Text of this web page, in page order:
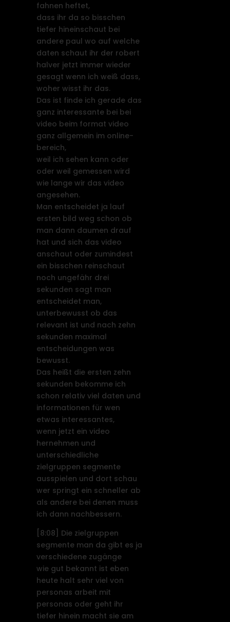
fahnen heftet,
dass ihr da so bisschen
tiefer hineinschaut bei
andere paul wo auf welche
daten schaut ihr der robert
halver jetzt immer wieder
gesagt wenn ich weiß dass,
woher wisst ihr das.
Das ist finde ich gerade das
ganz interessante bei bei
video beim format video
ganz allgemein im online-
bereich,
weil ich sehen kann oder
oder weil gemessen wird
wie lange wir das video
angesehen.
Man entscheidet ja lauf
ersten bild weg schon ob
man dann daumen drauf
hat und sich das video
anschaut oder zumindest
ein bisschen reinschaut
noch ungefähr drei
sekunden sagt man
entscheidet man,
unterbewusst ob das
relevant ist und nach zehn
sekunden maximal
entscheidungen was
bewusst.
Das heißt die ersten zehn
sekunden bekomme ich
schon relativ viel daten und
informationen für wen
etwas interessantes,
wenn jetzt ein video
hernehmen und
unterschiedliche
zielgruppen segmente
ausspielen und dort schau
wer springt ein schneller ab
als andere bei denen muss
ich dann nachbessern.
[8:08]
Die zielgruppen
segmente man da gibt es ja
verschiedene zugänge
wie gut bekannt ist eben
heute halt sehr viel von
personas arbeit mit
personas oder geht ihr
tiefer hinein macht sie am